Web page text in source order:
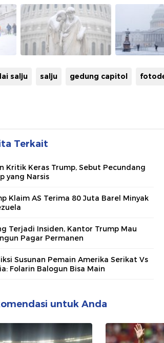
salju salju gedung capitol
Terkait
Kritik Keras Trump, Sebut Pecundang
yang Narsis
Klaim AS Terima 80 Juta Barel Minyak
Terjadi Insiden, Kantor Trump Mau
Pagar Permanen
Susunan Pemain Amerika Serikat Vs
Folarin Balogun Bisa Main
untuk Anda